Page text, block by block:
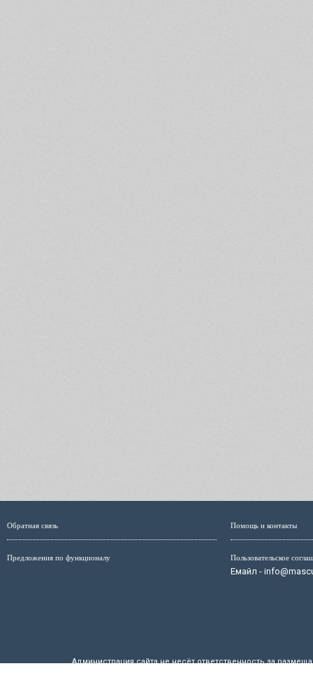
Обратная связь
Предложения по функционалу
Помощь и контакты
Пользовательское
Емайл -
Администрация сайта не несёт ответственность за